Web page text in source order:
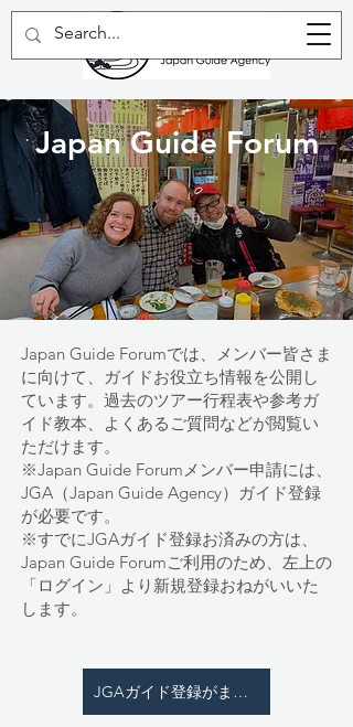
Japan Guide Forum
Japan Guide Forumでは、メンバー皆さま
に向けて、ガイドお役立ち情報を公開し
ています。過去のツアー行程表や参考ガ
イド教本、よくあるご質問などが閲覧い
ただけます。
※Japan Guide Forumメンバー申請には、
JGA（Japan Guide Agency）ガイド登録
が必要です。
※すでにJGAガイド登録お済みの方は、
Japan Guide Forumご利用のため、左上の
「ログイン」より新規登録おねがいいた
します。
JGAガイド登録がまだの方はこちら